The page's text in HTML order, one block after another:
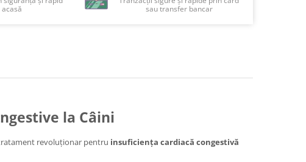
sau transfer bancar
la Câini
revoluționar pentru insuficiența cardiacă congestivă